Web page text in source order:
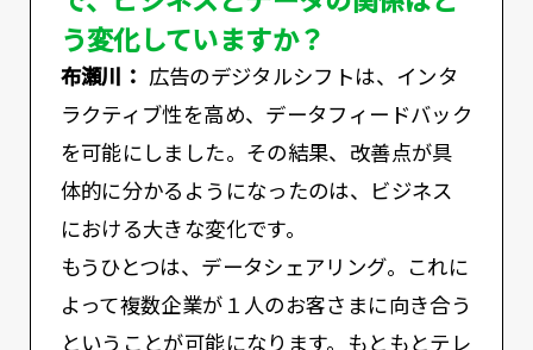
う変化していますか？
布瀬川： 広告のデジタルシフトは、インタ
ラクティブ性を高め、データフィードバック
を可能にしました。その結果、改善点が具
体的に分かるようになったのは、ビジネス
における大きな変化です。
もうひとつは、データシェアリング。これに
よって複数企業が１人のお客さまに向き合う
ということが可能になります。もともとテレ